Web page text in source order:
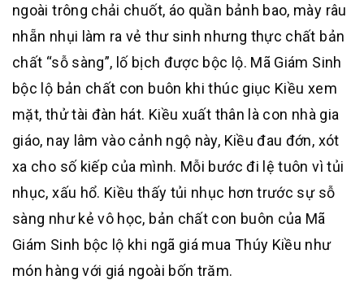
ngoài trông chải chuốt, áo quần bảnh bao, mày râu
nhẵn nhụi làm ra vẻ thư sinh nhưng thực chất bản
chất “sỗ sàng”, lố bịch được bộc lộ. Mã Giám Sinh
bộc lộ bản chất con buôn khi thúc giục Kiều xem
mặt, thử tài đàn hát. Kiều xuất thân là con nhà gia
giáo, nay lâm vào cảnh ngộ này, Kiều đau đớn, xót
xa cho số kiếp của mình. Mỗi bước đi lệ tuôn vì tủi
nhục, xấu hổ. Kiều thấy tủi nhục hơn trước sự sỗ
sàng như kẻ vô học, bản chất con buôn của Mã
Giám Sinh bộc lộ khi ngã giá mua Thúy Kiều như
món hàng với giá ngoài bốn trăm.